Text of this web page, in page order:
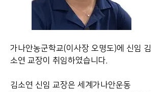
가나안농군학교(이사장 오명도)에 신임 김
소연 교장이 취임하였습니다.
김소연 신임 교장은 세계가나안운동